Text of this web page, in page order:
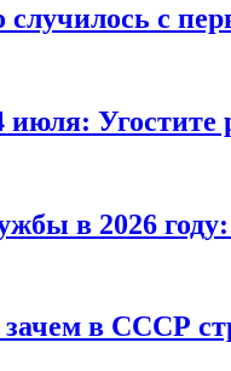
случилось с
Угостите
в 2026
в СССР